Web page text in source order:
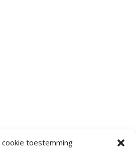
cookie toestemming